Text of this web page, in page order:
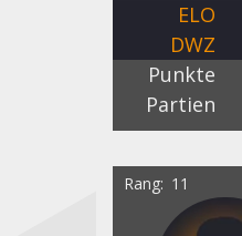
ELO
DWZ
Punkte
Partien
Rang 11